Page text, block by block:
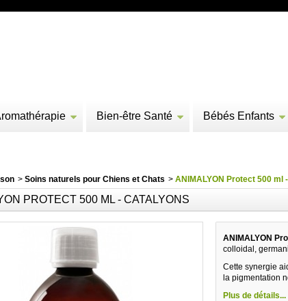
Bien-être Santé Bébés Enfants
> Soins naturels pour Chiens et Chats > ANIMALYON Protect 500 ml
PROTECT 500 ML - CATALYONS
ANIMALYON
colloidal,
Cette synergie
la pigmentation
Plus de détails...